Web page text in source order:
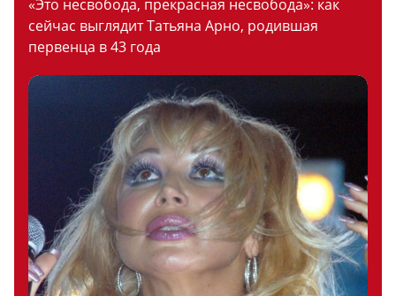
«Это несвобода, прекрасная несвобода»: как
сейчас выглядит Татьяна Арно, родившая
первенца в 43 года